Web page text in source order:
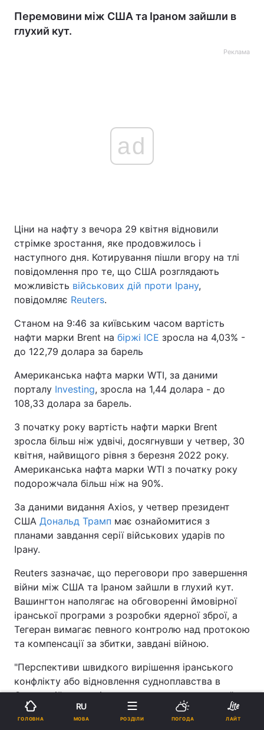
Перемовини між США та Іраном зайшли в
глухий кут.
Реклама
ad
Ціни на нафту з вечора 29 квітня відновили
стрімке зростання, яке продовжилось і
наступного дня. Котирування пішли вгору на тлі
повідомлення про те, що США розглядають
можливість військових дій проти Ірану,
повідомляє Reuters.
Станом на 9:46 за київським часом вартість
нафти марки Brent на біржі ICE зросла на 4,03% -
до 122,79 долара за барель
Американська нафта марки WTI, за даними
порталу Investing, зросла на 1,44 долара - до
108,33 долара за барель.
З початку року вартість нафти марки Brent
зросла більш ніж удвічі, досягнувши у четвер, 30
квітня, найвищого рівня з березня 2022 року.
Американська нафта марки WTI з початку року
подорожчала більш ніж на 90%.
За даними видання Axios, у четвер президент
США Дональд Трамп має ознайомитися з
планами завдання серії військових ударів по
Ірану.
Reuters зазначає, що переговори про завершення
війни між США та Іраном зайшли в глухий кут.
Вашингтон наполягає на обговоренні ймовірної
іранської програми з розробки ядерної зброї, а
Тегеран вимагає певного контролю над протокою
та компенсації за збитки, завдані війною.
"Перспективи швидкого вирішення іранського
конфлікту або відновлення судноплавства в
Ормузькій протоці залишаються примарними", –
зазначив ринковий аналітик IG Тоні Сайкамор.
Реклама
ГОЛОВНА
RU
МОВА РОЗДІЛИ ПОГОДА ЛАЙТ